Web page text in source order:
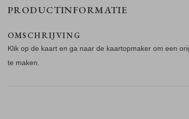
PRODUCTINFORMATIE
OMSCHRIJVING
Klik op de kaart en ga naar de kaartopmaker om een
te maken.